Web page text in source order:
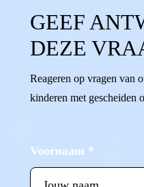
GEEF
DEZE
Reageren op vragen van
kinderen met gescheiden
Voornaam *